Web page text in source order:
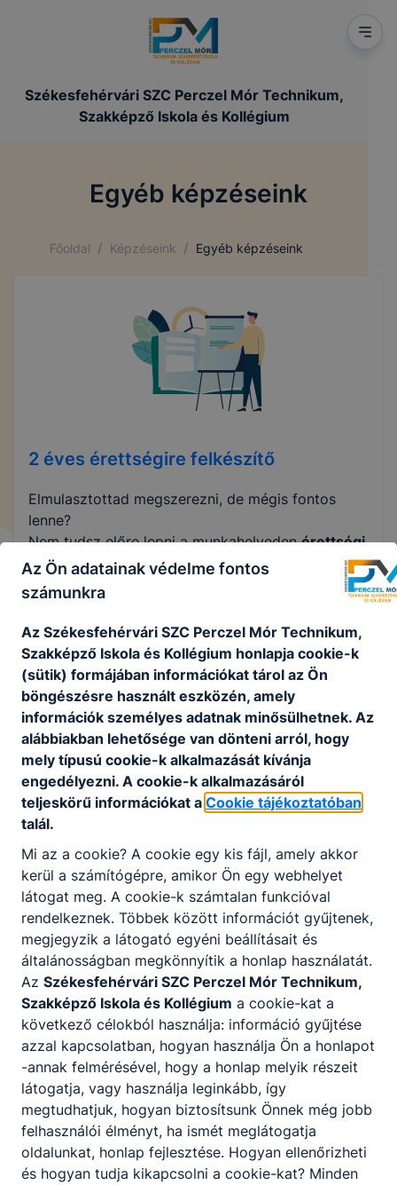
Székesfehérvári SZC Perczel Mór Technikum,
Szakképző Iskola és Kollégium
Egyéb képzéseink
Főoldal / Képzéseink / Egyéb képzéseink
2 éves érettségire felkészítő
Elmulasztottad megszerezni, de mégis fontos
lenne?
Nem tudsz előre lepni a munkahelyedenérettségi
nélkül?
Akkor ne habozz jelentkezz és lépj a
útjára!
2 éves érettségire felkészítő képzés
ASzékesfehérvári SZC. Perczel Mór Technikum,
Szakképző Iskola és Kollégium
Felvételt hirdet2 éves érettségire felkészítő
A felvételi követelmény meglévő: szakmunkás
bizonyítvány.
Jelentkezés:
https://forms.cloud.microsoft/e/9RpM60STLn?
origin=lprLink
Érdeklődés, jelentkezés esetében kérjük a lenti
telefonszámon keressenek minket
Érdeklődni:06-70/1980-247
Az Ön adatainak védelme fontos
számunkra
Az Székesfehérvári SZC Perczel Mór Technikum,
Szakképző Iskola és Kollégium honlapja cookie-k
(sütik) formájában információkat tárol az Ön
böngészésre használt eszközén, amely
információk személyes adatnak minősülhetnek. Az
alábbiakban lehetősége van dönteni arról, hogy
mely típusú cookie-k alkalmazását kívánja
engedélyezni. A cookie-k alkalmazásáról
teljeskörű információkat a Cookie tájékoztatóban
talál.
Mi az a cookie? A cookie egy kis fájl, amely akkor
kerül a számítógépre, amikor Ön egy webhelyet
látogat meg. A cookie-k számtalan funkcióval
rendelkeznek. Többek között információt gyűjtenek,
megjegyzik a látogató egyéni beállításait és
általánosságban megkönnyítik a honlap használatát.
Az Székesfehérvári SZC Perczel Mór Technikum,
Szakképző Iskola és Kollégium a cookie-kat a
következő célokból használja: információ gyűjtése
azzal kapcsolatban, hogyan használja Ön a honlapot
-annak felmérésével, hogy a honlap melyik részeit
látogatja, vagy használja leginkább, így
megtudhatjuk, hogyan biztosítsunk Önnek még jobb
felhasználói élményt, ha ismét meglátogatja
oldalunkat, honlap fejlesztése. Hogyan ellenőrizheti
és hogyan tudja kikapcsolni a cookie-kat? Minden